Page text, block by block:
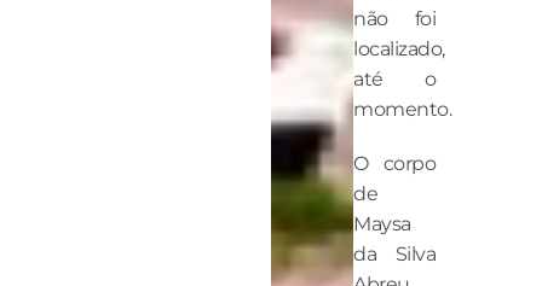
não foi
localizado,
até o
momento.
O corpo
de
Maysa
da Silva